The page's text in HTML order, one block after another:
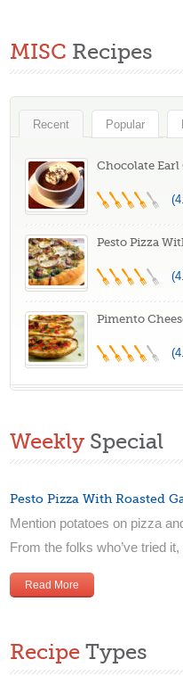
MISC Recipes
Recent Popular
Chocolate Earl
Pesto Pizza
Pimento
Weekly Special
Pesto Pizza With Roasted
Mention potatoes on pizza
From the folks who’ve tried
Read More
Recipe Types